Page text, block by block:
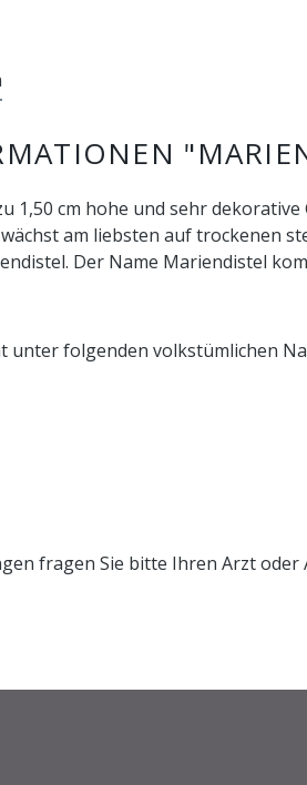
1,50 cm hohe und sehr
am liebsten auf trockenen
Der Name Mariendistel
unter folgenden volkstümlichen
fragen Sie bitte Ihren Arzt